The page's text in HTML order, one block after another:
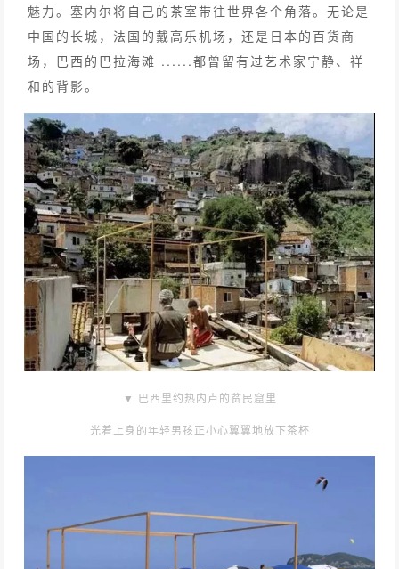
魅力。塞内尔将自己的茶室带往世界各个角落。无论是
中国的长城，法国的戴高乐机场，还是日本的百货商
场，巴西的巴拉海滩 ......都曾留有过艺术家宁静、祥
和的背影。
▼ 巴西里约热内卢的贫民窟里
光着上身的年轻男孩正小心翼翼地放下茶杯